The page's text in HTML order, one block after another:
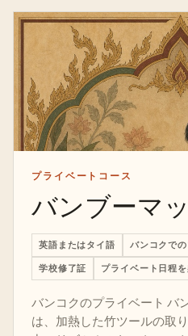
プライベートコース
バンブーマ
英語またはタイ語 バンコクで
学校修了証 プライベート日程
バンコクのプライベート バ
は、加熱した竹ツールの取